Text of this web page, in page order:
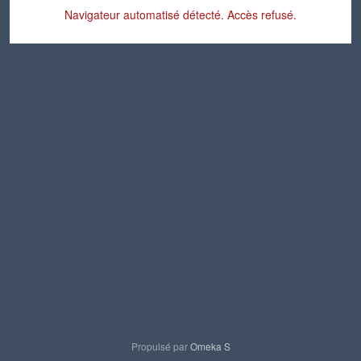
Navigateur automatisé détecté. Accès refusé.
Propulsé parOmeka S